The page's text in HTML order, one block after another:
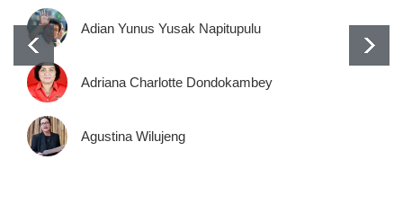
Adian Yunus Yusak Napitupulu
Adriana Charlotte Dondokambey
Agustina Wilujeng